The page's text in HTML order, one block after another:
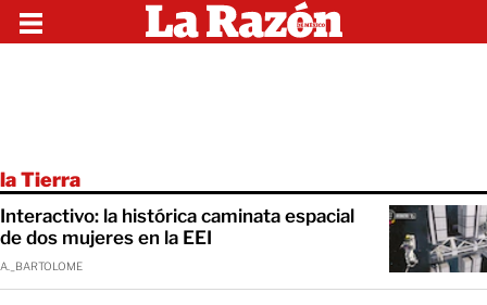
la Tierra
Interactivo: la histórica caminata espacial
de dos mujeres en la EEI
A._BARTOLOME